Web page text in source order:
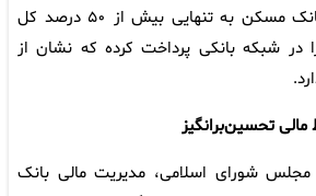
اهمیت این است که بانک مسکن به تنهایی بیش از ۵۰ درصد کل
شبکه بانکی پرداخت کرده که نشان از
مالی تحسین‌برانگیز
مجلس شورای اسلامی، مدیریت مالی بانک